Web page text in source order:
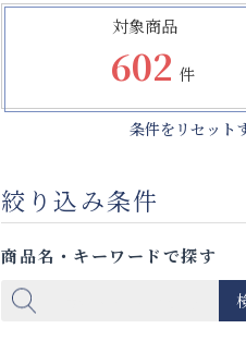
対象商品
602 件
条件をリセット
絞り込み条件
商品名・キーワードで探す